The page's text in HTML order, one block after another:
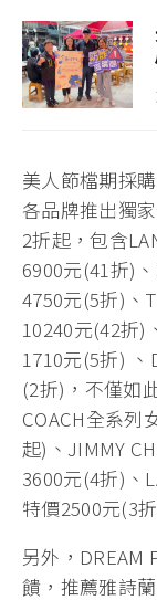
美人節檔期採
各品牌推出獨
2折起，包含
6900元(41折)
4750元(5折)、
10240元(42折)
1710元(5折) 、
(2折)，不僅如
COACH全系列
起)、JIMMY
3600元(4折)、
特價2500元(3
另外，DREAM
饋，推薦雅詩